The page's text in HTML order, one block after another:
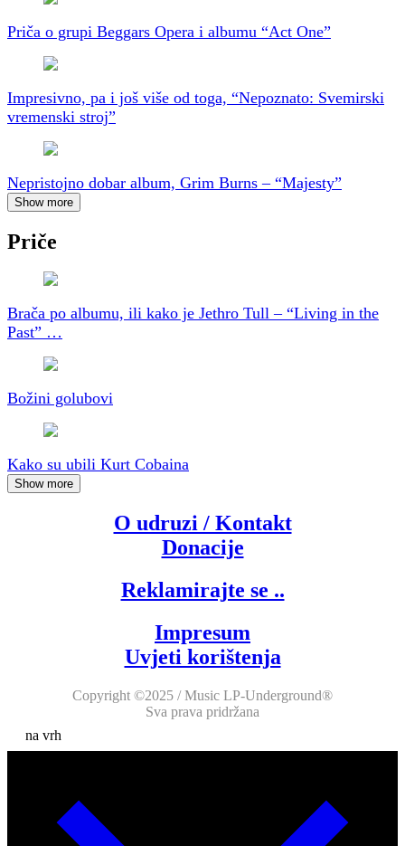
Priča o grupi Beggars Opera i albumu “Act One”
Impresivno, pa i još više od toga, “Nepoznato: Svemirski
vremenski stroj”
Nepristojno dobar album, Grim Burns – “Majesty”
Show more
Priče
Brača po albumu, ili kako je Jethro Tull – “Living in the
Past” …
Božini golubovi
Kako su ubili Kurt Cobaina
Show more
O udruzi / Kontakt
Donacije
Reklamirajte se ..
Impresum
Uvjeti korištenja
Copyright ©2025 / Music LP-Underground®
Sva prava pridržana
na vrh